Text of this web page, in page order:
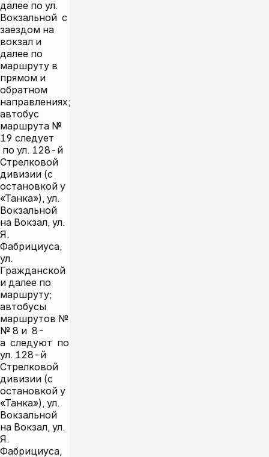
далее по ул.
Вокзальной с
заездом на
вокзал и
далее по
маршруту в
прямом и
обратном
направлениях;
автобус
маршрута №
19 следует
по ул. 128-й
Стрелковой
дивизии (с
остановкой у
«Танка»), ул.
Вокзальной
на Вокзал, ул.
Я.
Фабрициуса,
ул.
Гражданской
и далее по
маршруту;
автобусы
маршрутов №
№ 8 и 8-
а следуют по
ул. 128-й
Стрелковой
дивизии (с
остановкой у
«Танка»), ул.
Вокзальной
на Вокзал, ул.
Я.
Фабрициуса,